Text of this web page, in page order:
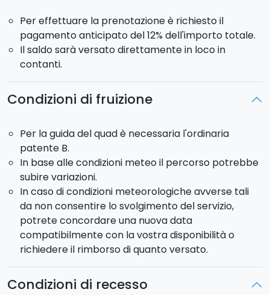
alberi della Manna.
Potrai scegliere di effettuare il tour di 2 ore alle
11:00 o 15:30.
Cosa aspettate? Salite a bordo con noi!
Per effettuare la prenotazione è richiesto il
pagamento anticipato del 12% dell'importo totale.
Il saldo sarà versato direttamente in loco in
contanti.
Condizioni di fruizione
Per la guida del quad è necessaria l'ordinaria
patente B.
In base alle condizioni meteo il percorso potrebbe
subire variazioni.
In caso di condizioni meteorologiche avverse tali
da non consentire lo svolgimento del servizio,
potrete concordare una nuova data
compatibilmente con la vostra disponibilità o
richiedere il rimborso di quanto versato.
Condizioni di recesso